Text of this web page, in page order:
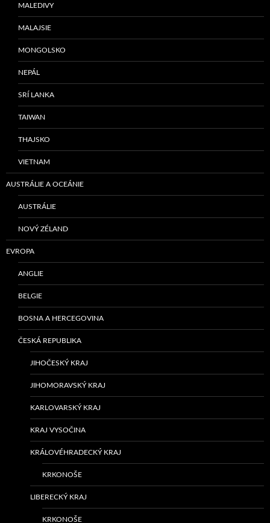
MALEDIVY
MALAJSIE
MONGOLSKO
NEPÁL
SRÍ LANKA
TAIWAN
THAJSKO
VIETNAM
AUSTRÁLIE A OCEÁNIE
AUSTRÁLIE
NOVÝ ZÉLAND
EVROPA
ANGLIE
BELGIE
BOSNA A HERCEGOVINA
ČESKÁ REPUBLIKA
JIHOČESKÝ KRAJ
JIHOMORAVSKÝ KRAJ
KARLOVARSKÝ KRAJ
KRAJ VYSOČINA
KRÁLOVÉHRADECKÝ KRAJ
KRKONOŠE
LIBERECKÝ KRAJ
KRKONOŠE